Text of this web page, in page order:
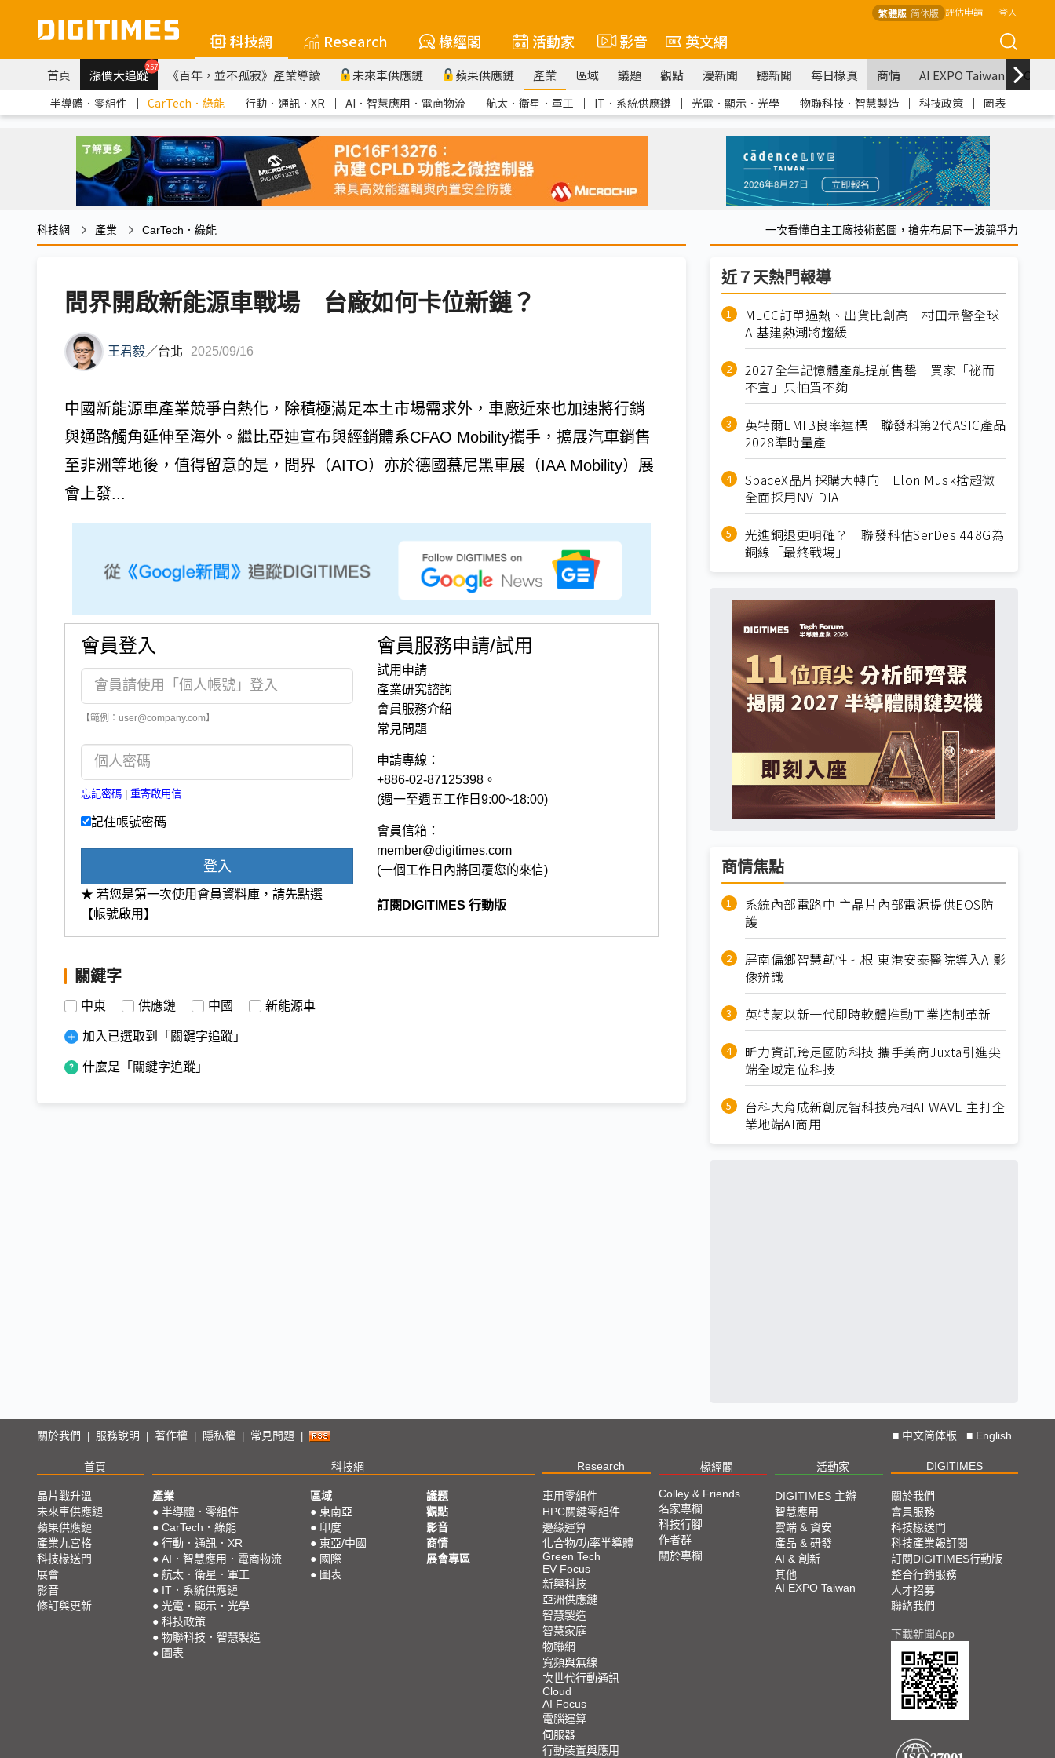
繁體版 简体版 評估申請 登入
科技網 Research 椽經閣 活動家 影音 英文網
首頁 漲價大追蹤257 《百年，並不孤寂》產業導讀 未來車供應鏈 蘋果供應鏈 產業 區域 議題 觀點 漫新聞 聽新聞 每日椽真 商情 AI EXPO Taiwan
半導體．零組件 ｜ CarTech．綠能 ｜ 行動．通訊．XR ｜ AI．智慧應用．電商物流 ｜ 航太．衛星．軍工 ｜ IT．系統供應鏈 ｜ 光電．顯示．光學 ｜ 物聯科技．智慧製造 ｜ 科技政策 ｜ 圖表
科技網 產業 CarTech．綠能 一次看懂自主工廠技術藍圖，搶先布局下一波競爭力
問界開啟新能源車戰場 台廠如何卡位新鏈？
王君毅／台北 2025/09/16
中國新能源車產業競爭白熱化，除積極滿足本土市場需求外，車廠近來也加速將行銷
與通路觸角延伸至海外。繼比亞迪宣布與經銷體系CFAO Mobility攜手，擴展汽車銷售
至非洲等地後，值得留意的是，問界（AITO）亦於德國慕尼黑車展（IAA Mobility）展
會上發...
會員登入
【範例：user@company.com】
忘記密碼 重寄啟用信
記住帳號密碼
登入
★ 若您是第一次使用會員資料庫，請先點選
【帳號啟用】
會員服務申請/試用
試用申請
產業研究諮詢
會員服務介紹
常見問題
申請專線：
+886-02-87125398。
(週一至週五工作日9:00~18:00)
會員信箱：
member@digitimes.com
(一個工作日內將回覆您的來信)
訂閱DIGITIMES 行動版
關鍵字
中東 供應鏈 中國 新能源車
加入已選取到「關鍵字追蹤」
什麼是「關鍵字追蹤」
近７天熱門報導
MLCC訂單過熱、出貨比創高 村田示警全球
AI基建熱潮將趨緩
2027全年記憶體產能提前售罄 買家「祕而
不宣」只怕買不夠
英特爾EMIB良率達標 聯發科第2代ASIC產品
2028準時量產
SpaceX晶片採購大轉向 Elon Musk捨超微
全面採用NVIDIA
光進銅退更明確？ 聯發科估SerDes 448G為
銅線「最終戰場」
商情焦點
系統內部電路中 主晶片內部電源提供EOS防
護
屏南偏鄉智慧韌性扎根 東港安泰醫院導入AI影
像辨識
英特蒙以新一代即時軟體推動工業控制革新
昕力資訊跨足國防科技 攜手美商Juxta引進尖
端全域定位科技
台科大育成新創虎智科技亮相AI WAVE 主打企
業地端AI商用
關於我們 服務說明 著作權 隱私權 常見問題 ■ 中文简体版 ■ English
首頁 科技網 Research 椽經閣 活動家 DIGITIMES
晶片戰升溫
未來車供應鏈
蘋果供應鏈
產業九宮格
科技椽送門
展會
影音
修訂與更新
產業
● 半導體．零組件
● CarTech．綠能
● 行動．通訊．XR
● AI．智慧應用．電商物流
● 航太．衛星．軍工
● IT．系統供應鏈
● 光電．顯示．光學
● 科技政策
● 物聯科技．智慧製造
● 圖表
區域
● 東南亞
● 印度
● 東亞/中國
● 國際
● 圖表
議題
觀點
影音
商情
展會專區
車用零組件
HPC關鍵零組件
邊緣運算
化合物/功率半導體
Green Tech
EV Focus
新興科技
亞洲供應鏈
智慧製造
智慧家庭
物聯網
寬頻與無線
次世代行動通訊
Cloud
AI Focus
電腦運算
伺服器
行動裝置與應用
Colley & Friends
名家專欄
科技行腳
作者群
關於專欄
DIGITIMES 主辦
智慧應用
雲端 & 資安
產品 & 研發
AI & 創新
其他
AI EXPO Taiwan
關於我們
會員服務
科技椽送門
科技產業報訂閱
訂閱DIGITIMES行動版
整合行銷服務
人才招募
聯絡我們
下載新聞App